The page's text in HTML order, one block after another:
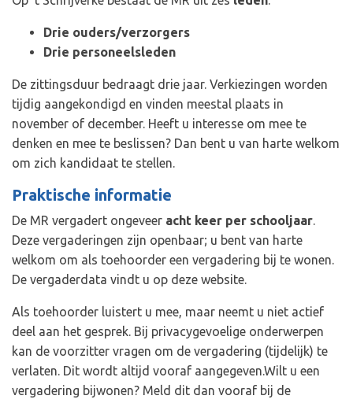
Drie ouders/verzorgers
Drie personeelsleden
De zittingsduur bedraagt drie jaar. Verkiezingen worden
tijdig aangekondigd en vinden meestal plaats in
november of december. Heeft u interesse om mee te
denken en mee te beslissen? Dan bent u van harte welkom
om zich kandidaat te stellen.
Praktische informatie
De MR vergadert ongeveer acht keer per schooljaar.
Deze vergaderingen zijn openbaar; u bent van harte
welkom om als toehoorder een vergadering bij te wonen.
De vergaderdata vindt u op deze website.
Als toehoorder luistert u mee, maar neemt u niet actief
deel aan het gesprek. Bij privacygevoelige onderwerpen
kan de voorzitter vragen om de vergadering (tijdelijk) te
verlaten. Dit wordt altijd vooraf aangegeven.Wilt u een
vergadering bijwonen? Meld dit dan vooraf bij de